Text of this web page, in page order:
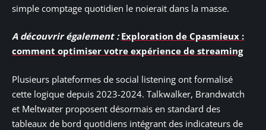
simple comptage quotidien le noierait dans la masse.
A découvrir également : Exploration de Cpasmieux :
comment optimiser votre expérience de streaming
Plusieurs plateformes de social listening ont formalisé
cette logique depuis 2023-2024. Talkwalker, Brandwatch
et Meltwater proposent désormais en standard des
tableaux de bord quotidiens intégrant des indicateurs de